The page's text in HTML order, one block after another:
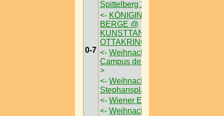
0-7
Spittelberg 2019
<- KÖNIGIN DER
BERGE @
KUNSTTANKSTELLE
OTTAKRING
<- Weihnachtsdorf am
Campus der Uni Wien
>
<- Weihnachtsmarkt am
Stephansplatz
<- Wiener Eistraum
<- Weihnachtsmarkt